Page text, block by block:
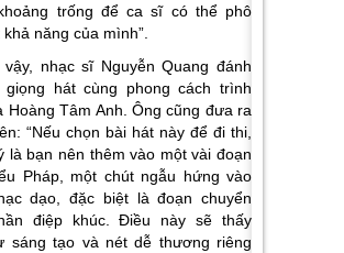
trống để ca sĩ có thể phô
năng của mình”.
vậy, nhạc sĩ Nguyễn Quang đánh
giọng hát cùng phong cách trình
Hoàng Tâm Anh. Ông cũng đưa ra
“Nếu chọn bài hát này để đi thi,
là bạn nên thêm vào một vài đoạn
Pháp, một chút ngẫu hứng vào
dạo, đặc biệt là đoạn chuyển
điệp khúc. Điều này sẽ thấy
sáng tạo và nét dễ thương riêng